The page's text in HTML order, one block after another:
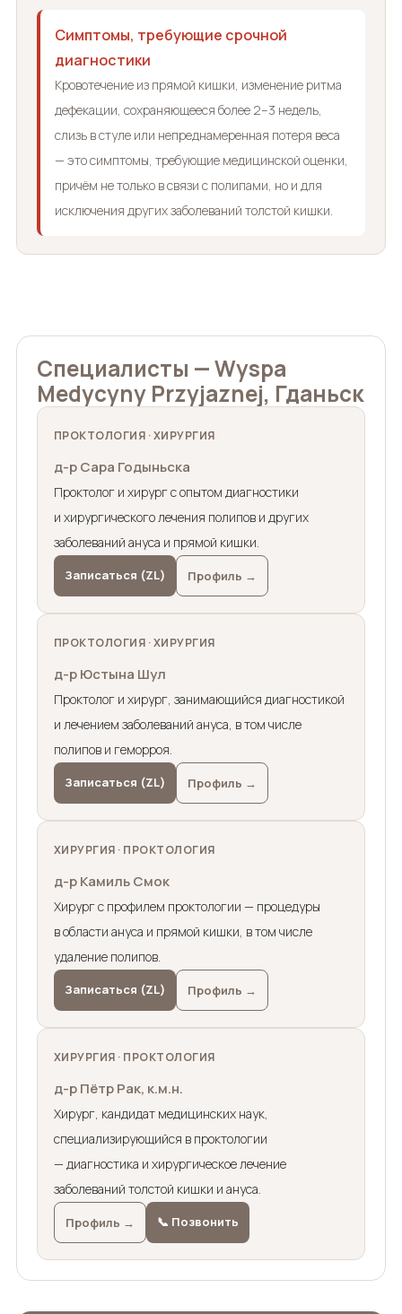
Симптомы, требующие срочной
диагностики
Кровотечение из прямой кишки, изменение ритма
дефекации, сохраняющееся более 2–3 недель,
слизь в стуле или непреднамеренная потеря веса
— это симптомы, требующие медицинской оценки,
причём не только в связи с полипами, но и для
исключения других заболеваний толстой кишки.
Специалисты — Wyspa
Medycyny Przyjaznej, Гданьск
ПРОКТОЛОГИЯ · ХИРУРГИЯ
д-р Сара Годыньска
Проктолог и хирург с опытом диагностики
и хирургического лечения полипов и других
заболеваний ануса и прямой кишки.
Записаться (ZL) Профиль →
ПРОКТОЛОГИЯ · ХИРУРГИЯ
д-р Юстына Шул
Проктолог и хирург, занимающийся диагностикой
и лечением заболеваний ануса, в том числе
полипов и геморроя.
Записаться (ZL) Профиль →
ХИРУРГИЯ · ПРОКТОЛОГИЯ
д-р Камиль Смок
Хирург с профилем проктологии — процедуры
в области ануса и прямой кишки, в том числе
удаление полипов.
Записаться (ZL) Профиль →
ХИРУРГИЯ · ПРОКТОЛОГИЯ
д-р Пётр Рак, к.м.н.
Хирург, кандидат медицинских наук,
специализирующийся в проктологии
— диагностика и хирургическое лечение
заболеваний толстой кишки и ануса.
Профиль → 📞 Позвонить